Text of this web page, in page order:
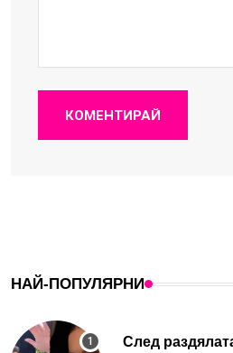
КОМЕНТИРАЙ
НАЙ-ПОПУЛЯРНИ
След